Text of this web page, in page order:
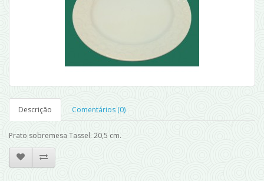
Descrição Comentários (0)
Prato sobremesa Tassel. 20,5 cm.